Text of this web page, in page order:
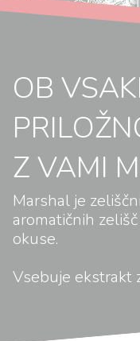
OB
Z VAMI
Marshal je
aromatičnih
okuse.
Vsebuje ekstrakt